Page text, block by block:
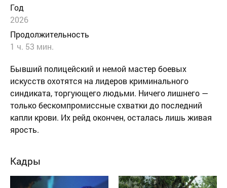
Год
2026
Продолжительность
1 ч. 53 мин.
Бывший полицейский и немой мастер боевых
искусств охотятся на лидеров криминального
синдиката, торгующего людьми. Ничего лишнего —
только бескомпромиссные схватки до последний
капли крови. Их рейд окончен, осталась лишь живая
ярость.
Кадры